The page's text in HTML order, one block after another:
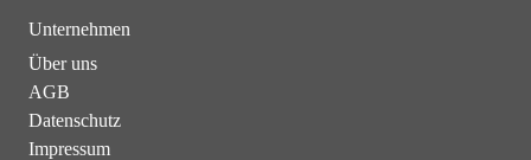
Unternehmen
Über uns
AGB
Datenschutz
Impressum